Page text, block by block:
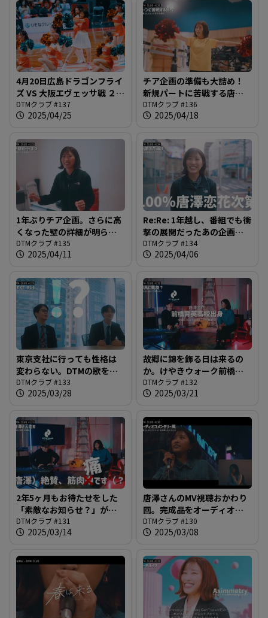
4月20日広島ドラゴンフライ
ズ VS 大阪エヴェッサ戦 ２回
目のチアダンス企画の結末
は…？＠DTMクラブ #137
DTMクラブ #137
2025/04/25
チア企画の準備も大詰め！
新規パートに苦戦する唐澤
さん。4月20日まであと数日
＠DTMクラブ #136
DTMクラブ #136
2025/04/18
1年ぶりチア企画。さらに高
くなった壁の詳細が明らか
に。最後は「運」が必要？
＠DTMクラブ #135
DTMクラブ #135
2025/04/11
Re:Re: 1年越し、番組でも衝
撃の展開だったあの企画が
再び！チア・リターンズ開
始！＠DTMクラブ #134
DTMクラブ #134
2025/04/06
東京支社に行っても性格は
変わらない。DTMの歌を生
み出した２人の新たな要求
は「アルバムリリースの
#133
DTMクラブ #133
2025/03/28
故郷に錦を飾る日は来るの
か。けやきウォーク前橋に
等身大パネルとか、夢が大
きすぎやしませんか
DTMクラブ #132
2025/03/21
2年5ヶ月もお待たせをした
「素敵なお知らせ？」がよ
うやく＠DTMクラブ #131
DTMクラブ #131
2025/03/14
唐澤さんのMV視聴おかわり
回。完成品をオーディオコ
メンタリーっぽくお届け＠
DTMクラブ #130
DTMクラブ #130
2025/03/08